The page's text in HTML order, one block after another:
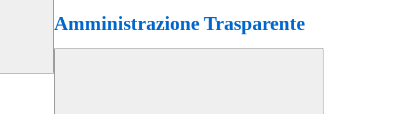
Amministrazione Trasparente